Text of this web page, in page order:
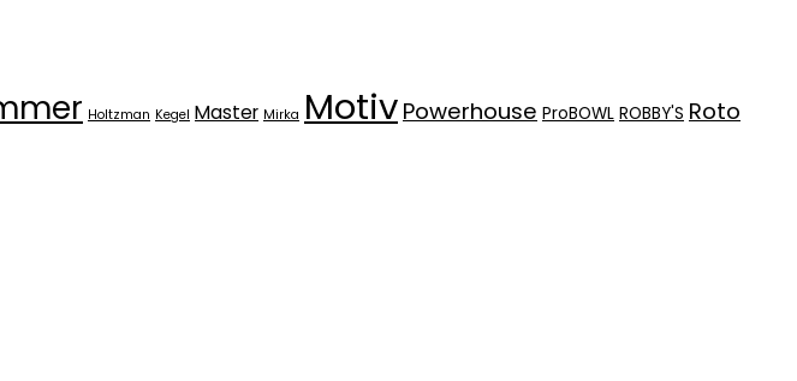
Holtzman Kegel Master Mirka Motiv Powerhouse ProBOWL ROBBY'S Roto